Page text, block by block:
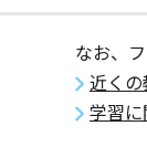
なお、
近く
学習